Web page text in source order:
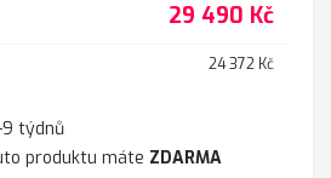
29 490 Kč
24 372 Kč
týdnů
produktu máte ZDARMA